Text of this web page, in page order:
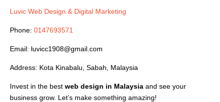
Luvic Web Design & Digital Marketing
Phone: 0147693571
Email: luvicc1908@gmail.com
Address: Kota Kinabalu, Sabah, Malaysia
Invest in the best web design in Malaysia and see your
business grow. Let’s make something amazing!